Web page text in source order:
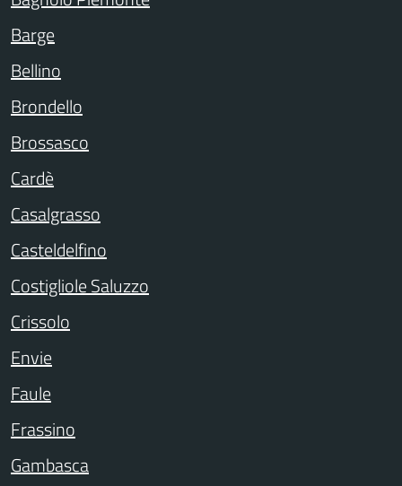
Barge
Bellino
Brondello
Brossasco
Cardè
Casalgrasso
Casteldelfino
Costigliole Saluzzo
Crissolo
Envie
Faule
Frassino
Gambasca